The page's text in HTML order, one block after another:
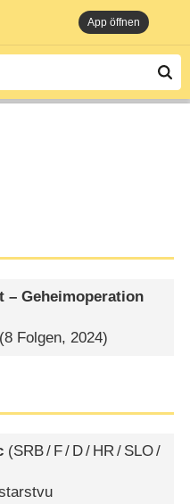
App öffnen
– Geheimoperation
(8 Folgen, 2024)
(SRB/ F/ D/ HR/ SLO/